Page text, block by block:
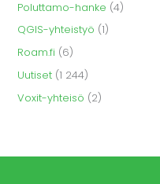
Poluttamo-hanke (4)
QGIS-yhteistyö (1)
Roam.fi (6)
Uutiset (1 244)
Voxit-yhteisö (2)